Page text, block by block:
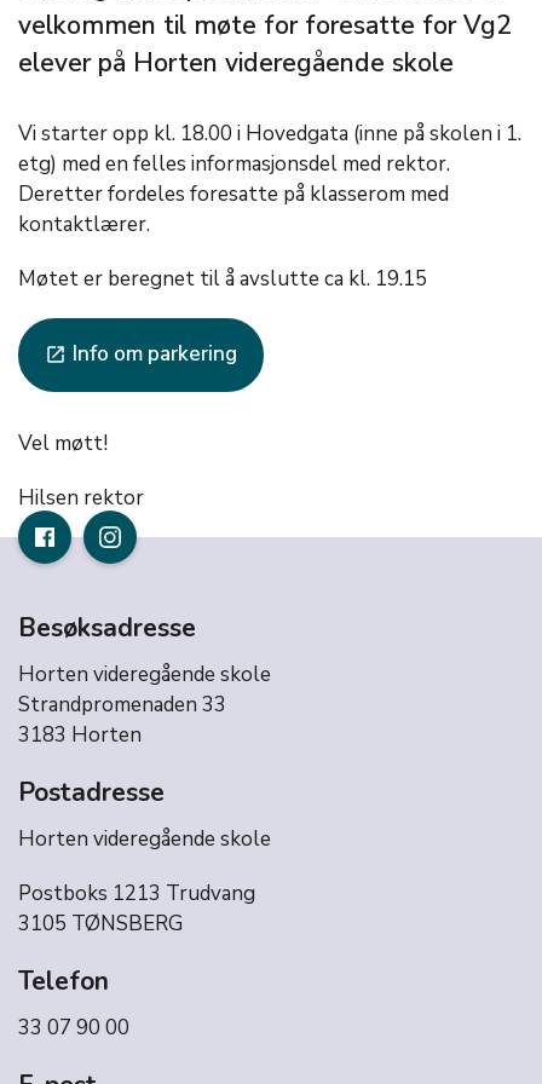
velkommen til møte for foresatte for Vg2
elever på Horten videregående skole
Vi starter opp kl. 18.00 i Hovedgata (inne på skolen i 1.
etg) med en felles informasjonsdel med rektor.
Deretter fordeles foresatte på klasserom med
kontaktlærer.
Møtet er beregnet til å avslutte ca kl. 19.15
launch Info om parkering
Vel møtt!
Hilsen rektor
Besøksadresse
Horten videregående skole
Strandpromenaden 33
3183 Horten
Postadresse
Horten videregående skole
Postboks 1213 Trudvang
3105 TØNSBERG
Telefon
33 07 90 00